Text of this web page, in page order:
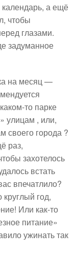
а ещё
чтобы
глазами.
задуманное
на месяц —
то парке
улицам , или,
своего города ?
раз,
захотелось
встать
впечатлило?
год,
Или как-то
питание»
ужинать так